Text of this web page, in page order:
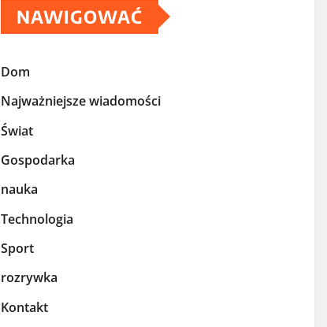
NAWIGOWAĆ
Dom
Najważniejsze wiadomości
Świat
Gospodarka
nauka
Technologia
Sport
rozrywka
Kontakt